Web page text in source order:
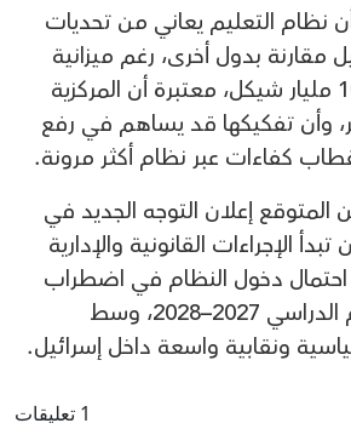
نظام التعليم يعاني من تحديات
بدول أخرى، رغم ميزانية
سنوية تُقدَّر بنحو 100 مليار شيكل، معتبرة أن المركزية
وأن تفكيكها قد يساهم في رفع
كفاءات عبر نظام أكثر مرونة.
إعلان التوجه الجديد في
على أن تبدأ الإجراءات القانونية والإدارية
2027، مع احتمال دخول النظام في اضطراب
واسع مع بداية العام الدراسي 2027–2028، وسط
ونقابية واسعة داخل إسرائيل.
1 تعليقات